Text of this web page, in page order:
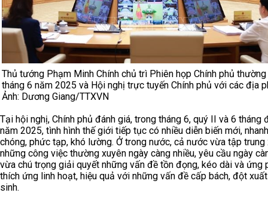
Thủ tướng Phạm Minh Chính chủ trì Phiên họp Chính phủ
tháng 6 năm 2025 và Hội nghị trực tuyến Chính phủ với các địa
Ảnh: Dương Giang/TTXVN
Tại hội nghị, Chính phủ đánh giá, trong tháng 6, quý II và 6 tháng
năm 2025, tình hình thế giới tiếp tục có nhiều diễn biến mới, nhanh
chóng, phức tạp, khó lường. Ở trong nước, cả nước vừa tập
những công việc thường xuyên ngày càng nhiều, yêu cầu ngày
vừa chú trọng giải quyết những vấn đề tồn đọng, kéo dài và ứng
thích ứng linh hoạt, hiệu quả với những vấn đề cấp bách, đột
sinh.